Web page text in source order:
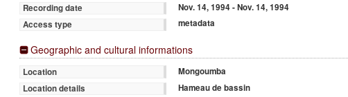
Recording date
Nov. 14, 1994 - Nov. 14, 1994
Access type
metadata
Geographic and cultural informations
Location
Mongoumba
Location details
Hameau de bassin